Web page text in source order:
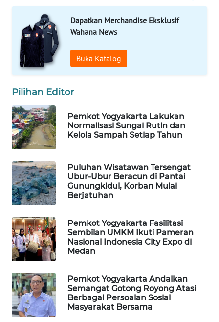
Dapatkan Merchandise Eksklusif
Wahana News
Buka Katalog
Pilihan Editor
Pemkot Yogyakarta Lakukan
Normalisasi Sungai Rutin dan
Kelola Sampah Setiap Tahun
Puluhan Wisatawan Tersengat
Ubur-Ubur Beracun di Pantai
Gunungkidul, Korban Mulai
Berjatuhan
Pemkot Yogyakarta Fasilitasi
Sembilan UMKM Ikuti Pameran
Nasional Indonesia City Expo di
Medan
Pemkot Yogyakarta Andalkan
Semangat Gotong Royong Atasi
Berbagai Persoalan Sosial
Masyarakat Bersama
WAHANA
TRAVEL
WAHANA
WAHANANEWS
ID
WAHANANEWS
WAHANANEWS
NET
WAHANA
SPORT
WAHANA
WAHANA
SELEB